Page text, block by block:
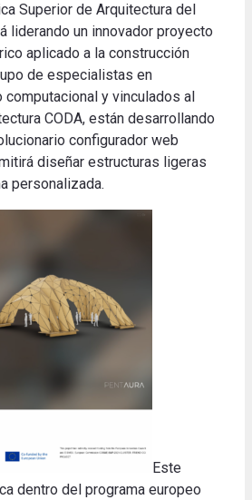
Superior de Arquitectura del
liderando un innovador proyecto
aplicado a la construcción
de especialistas en
y vinculados al
CODA, están desarrollando
configurador web
diseñar estructuras ligeras
personalizada.
Este
dentro del programa europeo